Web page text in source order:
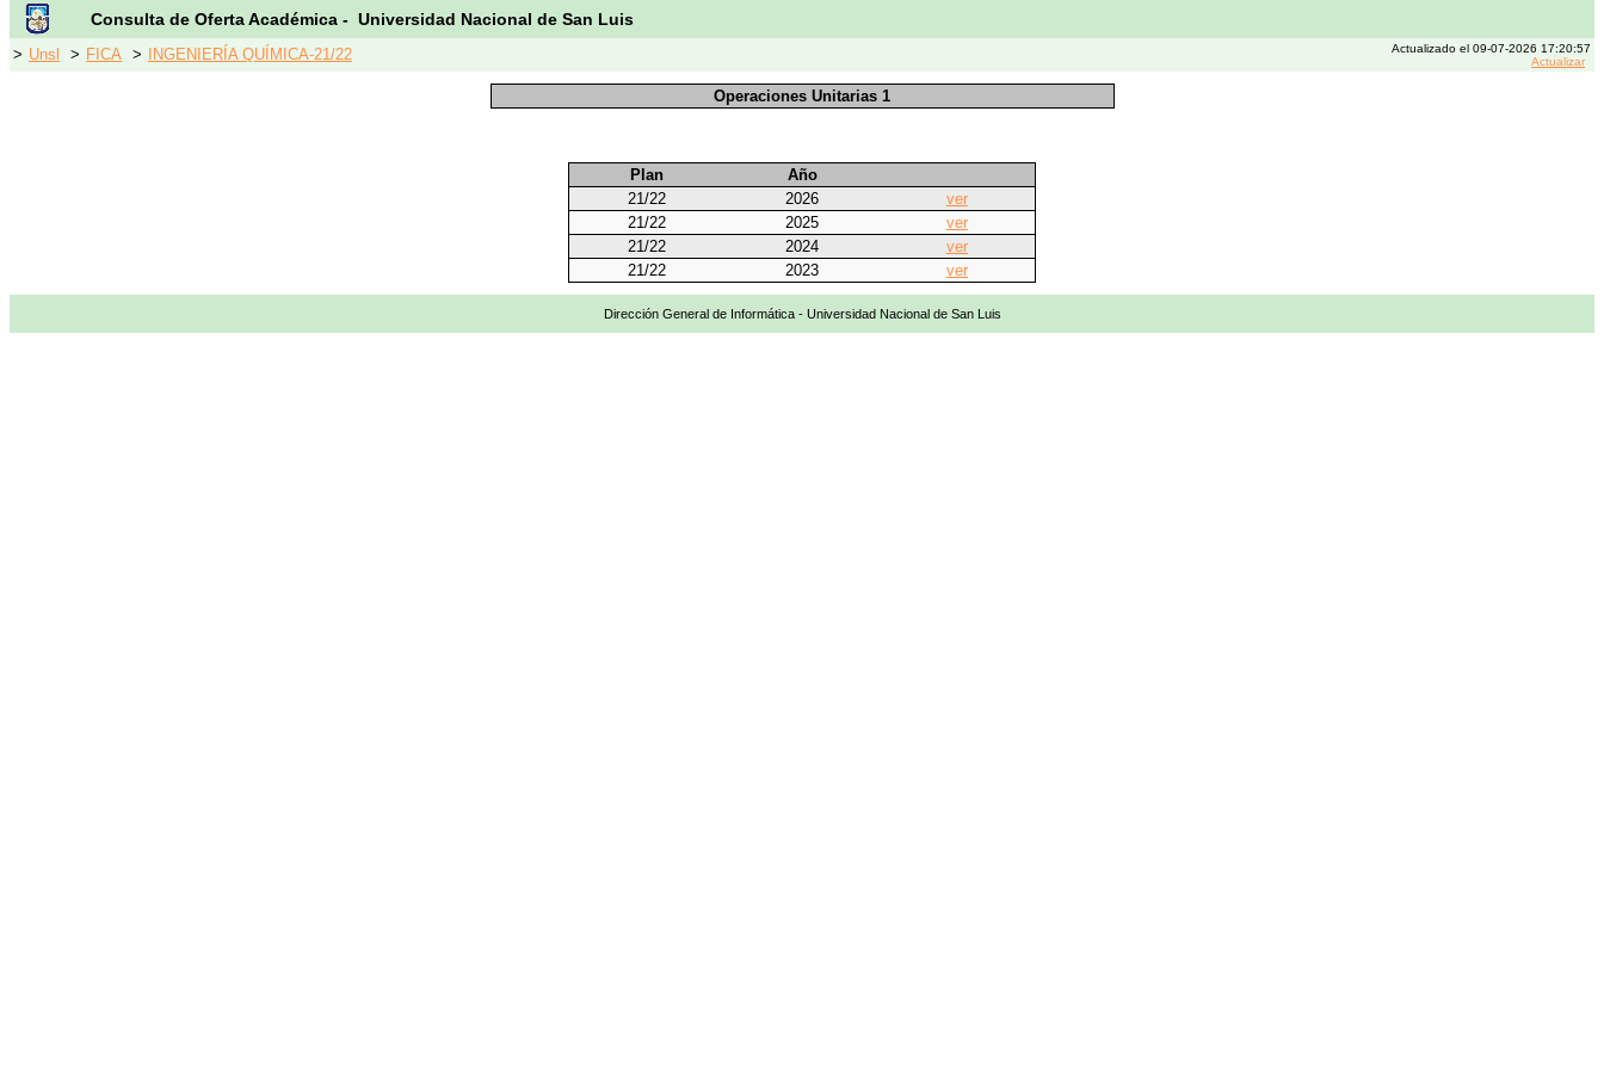
Consulta de Oferta Académica - Universidad Nacional de San Luis
> Unsl > FICA > INGENIERÍA QUÍMICA-21/22
Actualizado el 09-07-2026 17:20:57
Actualizar
Operaciones Unitarias 1
Plan
Año
21/22
2026
ver
21/22
2025
ver
21/22
2024
ver
21/22
2023 ver
Dirección General de Informática - Universidad Nacional de San Luis